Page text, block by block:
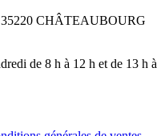
35220 CHÂTEAUBOURG
de 8 h à 12 h et de 13 h à